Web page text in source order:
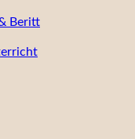
Beritt